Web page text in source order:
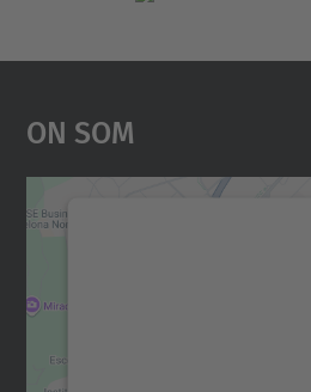
On Som